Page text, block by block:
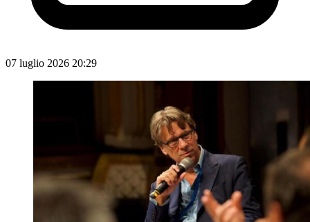
07 luglio 2026 20:29